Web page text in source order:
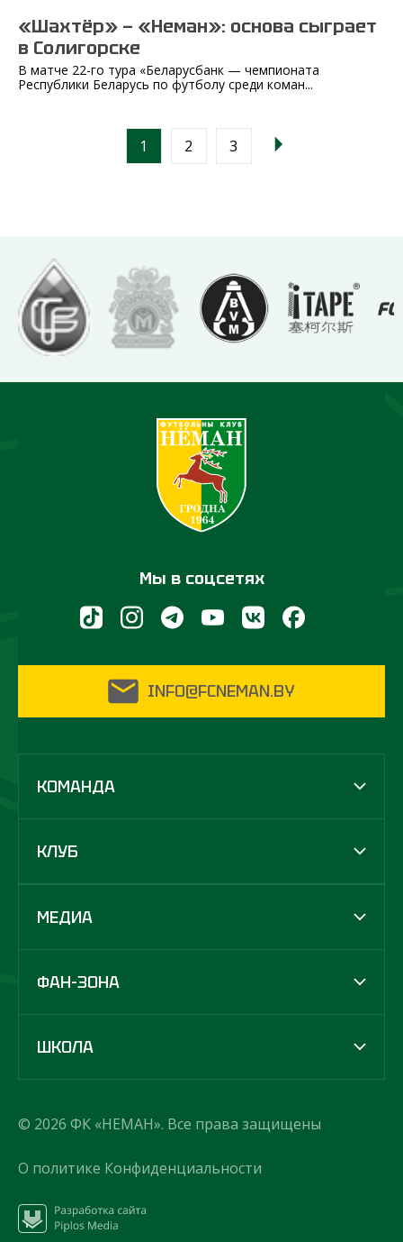
«Шахтёр» — «Неман»: основа сыграет
в Солигорске
В матче 22-го тура «Беларусбанк — чемпионата
Республики Беларусь по футболу среди коман...
1 2 3
Мы в соцсетях
INFO@FCNEMAN.BY
КОМАНДА
КЛУБ
МЕДИА
ФАН-ЗОНА
ШКОЛА
© 2026 ФК «НЕМАН». Все права защищены
О политике Конфиденциальности